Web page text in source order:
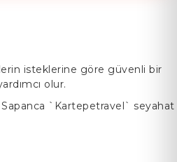
Nelere Dikkat
edin.
önemli. Çöp
isteklerine göre güvenli bir
olur.
`Kartepetravel` seyahat